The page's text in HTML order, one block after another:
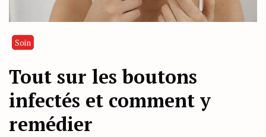
Soin
Tout sur les boutons
infectés et comment y
remédier